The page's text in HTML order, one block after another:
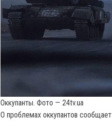
Оккупанты. Фото — 24tv.ua
О проблемах оккупантов сообщает